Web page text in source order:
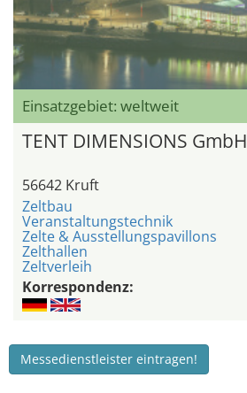
Einsatzgebiet: weltweit
TENT DIMENSIONS GmbH
56642 Kruft
Zeltbau
Veranstaltungstechnik
Zelte & Ausstellungspavillons
Zelthallen
Zeltverleih
Korrespondenz:
Messedienstleister eintragen!